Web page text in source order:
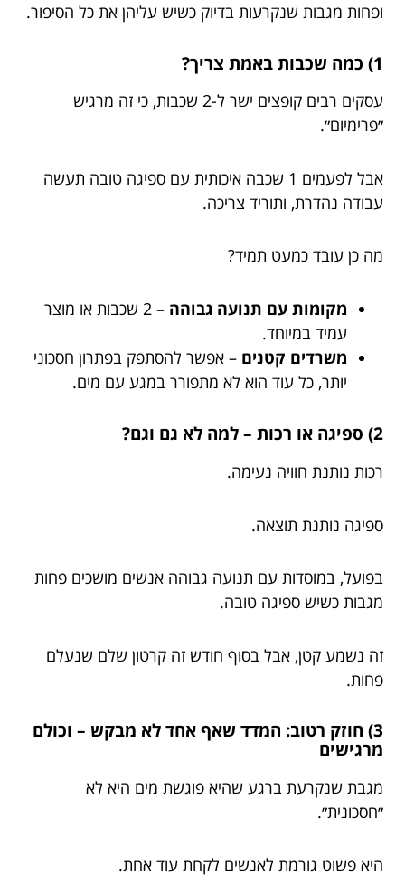
ופחות מגבות שנקרעות בדיוק כשיש עליהן את כל הסיפור.
1) כמה שכבות באמת צריך?
עסקים רבים קופצים ישר ל-2 שכבות, כי זה מרגיש
״פרימיום״.
אבל לפעמים 1 שכבה איכותית עם ספיגה טובה תעשה
עבודה נהדרת, ותוריד צריכה.
מה כן עובד כמעט תמיד?
מקומות עם תנועה גבוהה
– 2 שכבות או מוצר
עמיד במיוחד.
משרדים קטנים – אפשר להסתפק בפתרון חסכוני
יותר, כל עוד הוא לא מתפורר במגע עם מים.
2) ספיגה או רכות – למה לא גם וגם?
רכות נותנת חוויה נעימה.
ספיגה נותנת תוצאה.
בפועל, במוסדות עם תנועה גבוהה אנשים מושכים פחות
מגבות כשיש ספיגה טובה.
זה נשמע קטן, אבל בסוף חודש זה קרטון שלם שנעלם
פחות.
3) חוזק רטוב: המדד שאף אחד לא מבקש – וכולם
מרגישים
מגבת שנקרעת ברגע שהיא פוגשת מים היא לא
״חסכונית״.
היא פשוט גורמת לאנשים לקחת עוד אחת.